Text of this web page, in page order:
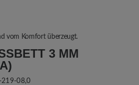
vom Komfort überzeugt.
3 MM (
08,0